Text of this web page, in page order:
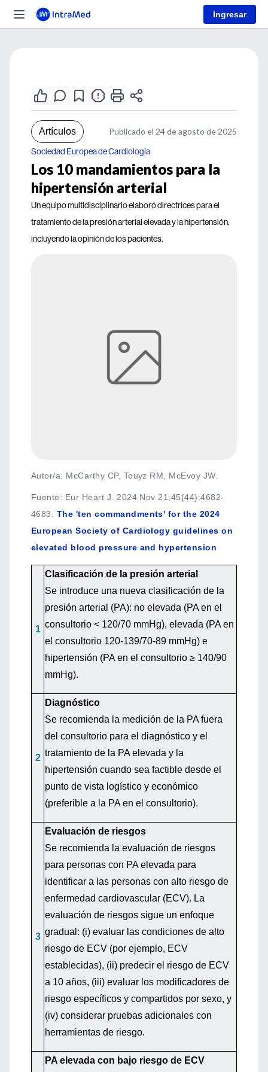
Ingresar
Artículos Publicado el 24 de agosto de 2025
Sociedad Europea de Cardiología
Los 10 mandamientos para la
hipertensión arterial
Un equipo multidisciplinario elaboró directrices para el
tratamiento de la presión arterial elevada y la hipertensión,
incluyendo la opinión de los pacientes.
Autor/a: McCarthy CP, Touyz RM, McEvoy JW.
Fuente: Eur Heart J. 2024 Nov 21;45(44):4682-
4683.
The 'ten commandments' for the 2024
European Society of Cardiology guidelines on
elevated blood pressure and hypertension
1
Clasificación de la presión arterial
Se introduce una nueva clasificación de la
presión arterial (PA): no elevada (PA en el
consultorio < 120/70 mmHg), elevada (PA en
el consultorio 120-139/70-89 mmHg) e
hipertensión (PA en el consultorio ≥ 140/90
mmHg).
2
Diagnóstico
Se recomienda la medición de la PA fuera
del consultorio para el diagnóstico y el
tratamiento de la PA elevada y la
hipertensión cuando sea factible desde el
punto de vista logístico y económico
(preferible a la PA en el consultorio).
3
Evaluación de riesgos
Se recomienda la evaluación de riesgos
para personas con PA elevada para
identificar a las personas con alto riesgo de
enfermedad cardiovascular (ECV). La
evaluación de riesgos sigue un enfoque
gradual: (i) evaluar las condiciones de alto
riesgo de ECV (por ejemplo, ECV
establecidas), (ii) predecir el riesgo de ECV
a 10 años, (iii) evaluar los modificadores de
riesgo específicos y compartidos por sexo, y
(iv) considerar pruebas adicionales con
herramientas de riesgo.
PA elevada con bajo riesgo de ECV